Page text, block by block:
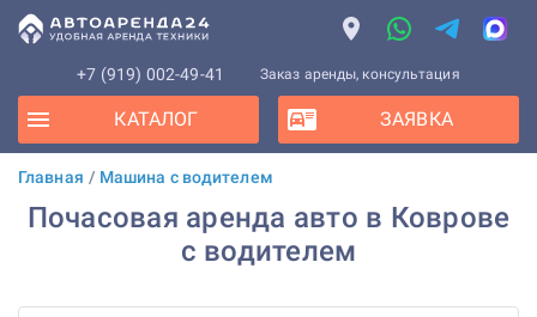
+7 (919) 002-49-41 Заказ аренды, консультация
КАТАЛОГ ЗАЯВКА
Главная / Машина с водителем
Почасовая аренда авто в Коврове
с водителем